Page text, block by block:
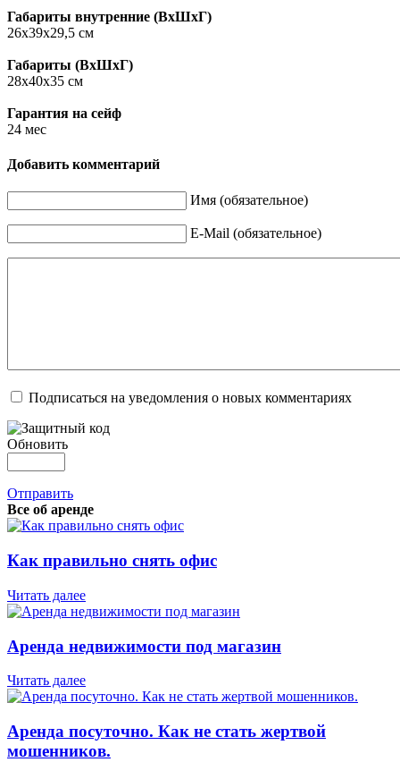
Габариты внутренние (ВxШxГ)
26х39х29,5 см
Габариты (ВxШxГ)
28х40х35 см
Гарантия на сейф
24 мес
Добавить комментарий
Имя (обязательное)
E-Mail (обязательное)
Подписаться на уведомления о новых комментариях
Обновить
Отправить
Все об аренде
Как правильно снять офис
Читать далее
Аренда недвижимости под магазин
Читать далее
Аренда посуточно. Как не стать жертвой
мошенников.